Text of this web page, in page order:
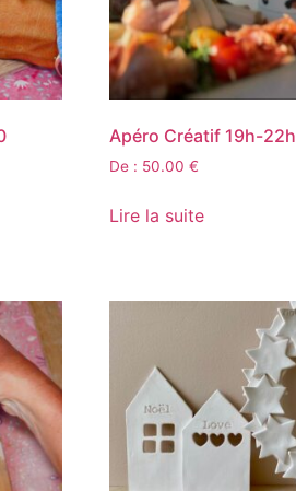
Apéro Créatif 19h-22h
De : 50.00€
Lire la suite